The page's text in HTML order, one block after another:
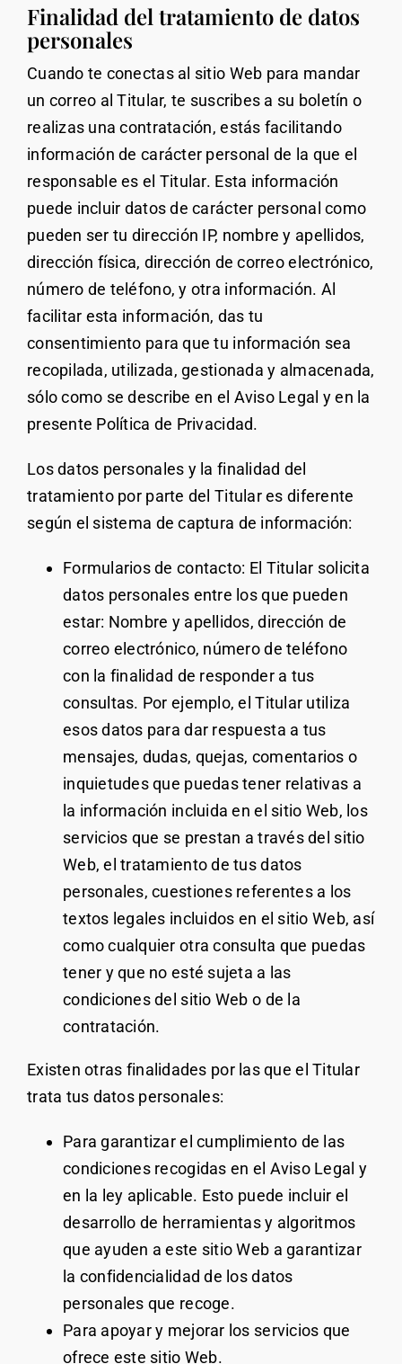
Finalidad del tratamiento de datos
personales
Cuando te conectas al sitio Web para mandar
un correo al Titular, te suscribes a su boletín o
realizas una contratación, estás facilitando
información de carácter personal de la que el
responsable es el Titular. Esta información
puede incluir datos de carácter personal como
pueden ser tu dirección IP, nombre y apellidos,
dirección física, dirección de correo electrónico,
número de teléfono, y otra información. Al
facilitar esta información, das tu
consentimiento para que tu información sea
recopilada, utilizada, gestionada y almacenada,
sólo como se describe en el Aviso Legal y en la
presente Política de Privacidad.
Los datos personales y la finalidad del
tratamiento por parte del Titular es diferente
según el sistema de captura de información:
Formularios de contacto: El Titular solicita
datos personales entre los que pueden
estar: Nombre y apellidos, dirección de
correo electrónico, número de teléfono
con la finalidad de responder a tus
consultas. Por ejemplo, el Titular utiliza
esos datos para dar respuesta a tus
mensajes, dudas, quejas, comentarios o
inquietudes que puedas tener relativas a
la información incluida en el sitio Web, los
servicios que se prestan a través del sitio
Web, el tratamiento de tus datos
personales, cuestiones referentes a los
textos legales incluidos en el sitio Web, así
como cualquier otra consulta que puedas
tener y que no esté sujeta a las
condiciones del sitio Web o de la
contratación.
Existen otras finalidades por las que el Titular
trata tus datos personales:
Para garantizar el cumplimiento de las
condiciones recogidas en el Aviso Legal y
en la ley aplicable. Esto puede incluir el
desarrollo de herramientas y algoritmos
que ayuden a este sitio Web a garantizar
la confidencialidad de los datos
personales que recoge.
Para apoyar y mejorar los servicios que
ofrece este sitio Web.